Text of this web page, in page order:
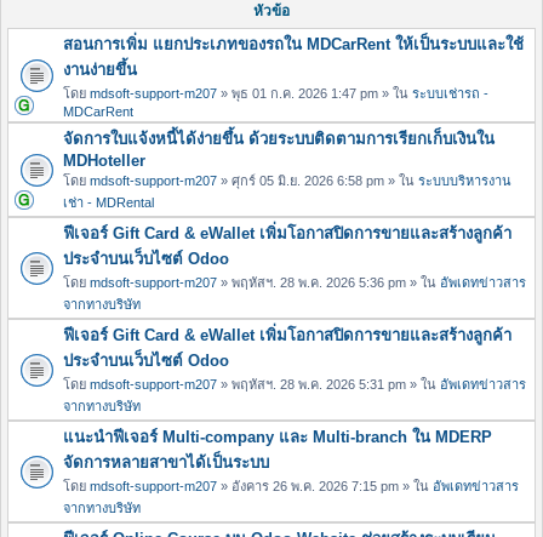
หัวข้อ
สอนการเพิ่ม แยกประเภทของรถใน MDCarRent ให้เป็นระบบและใช้
งานง่ายขึ้น
โดย mdsoft-support-m207 » พุธ 01 ก.ค. 2026 1:47 pm » ใน ระบบเช่ารถ -
MDCarRent
จัดการใบแจ้งหนี้ได้ง่ายขึ้น ด้วยระบบติดตามการเรียกเก็บเงินใน
MDHoteller
โดย mdsoft-support-m207 » ศุกร์ 05 มิ.ย. 2026 6:58 pm » ใน ระบบบริหารงาน
เช่า - MDRental
ฟีเจอร์ Gift Card & eWallet เพิ่มโอกาสปิดการขายและสร้างลูกค้า
ประจำบนเว็บไซต์ Odoo
โดย mdsoft-support-m207 » พฤหัสฯ. 28 พ.ค. 2026 5:36 pm » ใน อัพเดทข่าวสาร
จากทางบริษัท
ฟีเจอร์ Gift Card & eWallet เพิ่มโอกาสปิดการขายและสร้างลูกค้า
ประจำบนเว็บไซต์ Odoo
โดย mdsoft-support-m207 » พฤหัสฯ. 28 พ.ค. 2026 5:31 pm » ใน อัพเดทข่าวสาร
จากทางบริษัท
แนะนำฟีเจอร์ Multi-company และ Multi-branch ใน MDERP
จัดการหลายสาขาได้เป็นระบบ
โดย mdsoft-support-m207 » อังคาร 26 พ.ค. 2026 7:15 pm » ใน อัพเดทข่าวสาร
จากทางบริษัท